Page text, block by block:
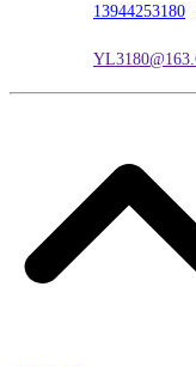
13944253180